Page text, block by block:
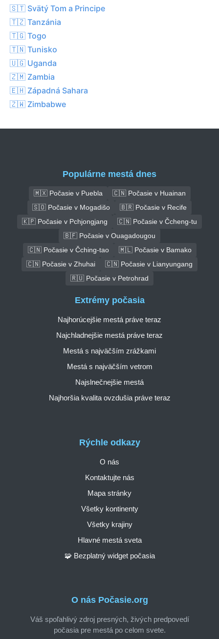
🇸🇹 Svätý Tom a Principe
🇹🇿 Tanzánia
🇹🇬 Togo
🇹🇳 Tunisko
🇺🇬 Uganda
🇿🇲 Zambia
🇪🇭 Západná Sahara
🇿🇼 Zimbabwe
Populárne mestá dnes
🇲🇽 Počasie v Puebla
🇨🇳 Počasie v Huainan
🇸🇴 Počasie v Mogadišo
🇧🇷 Počasie v Recife
🇰🇵 Počasie v Pchjongjang
🇨🇳 Počasie v Čcheng-tu
🇧🇫 Počasie v Ouagadougou
🇨🇳 Počasie v Čching-tao
🇲🇱 Počasie v Bamako
🇨🇳 Počasie v Zhuhai
🇨🇳 Počasie v Lianyungang
🇷🇺 Počasie v Petrohrad
O nás Počasie.org
Váš spoľahlivý zdroj presných, živých predpovedí
počasia pre mestá po celom svete.
Rýchle odkazy
O nás
Kontaktujte nás
Mapa stránky
Všetky kontinenty
Všetky krajiny
Hlavné mestá sveta
🧩 Bezplatný widget počasia
Extrémy počasia
Najhorúcejšie mestá práve teraz
Najchladnejšie mestá práve teraz
Mestá s najväčším zrážkami
Mestá s najväčším vetrom
Najslnečnejšie mestá
Najhoršia kvalita ovzdušia práve teraz